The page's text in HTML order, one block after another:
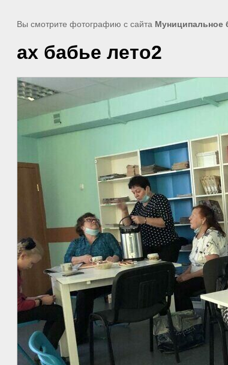
Вы смотрите фотографию с сайта Муниципальное
ах бабье лето2